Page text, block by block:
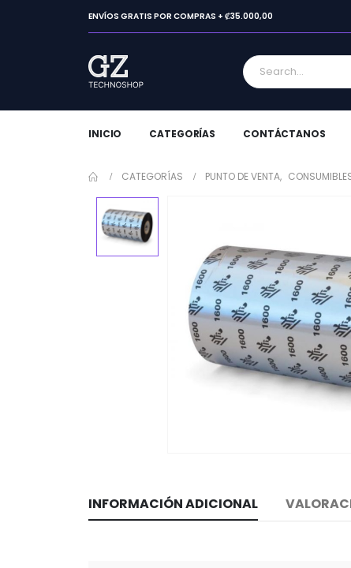
ENVÍOS GRATIS POR COMPRAS + ₡35.000,00
INICIO CATEGORÍAS CONTÁCTANOS
CATEGORÍAS PUNTO DE VENTA,
INFORMACIÓN ADICIONAL